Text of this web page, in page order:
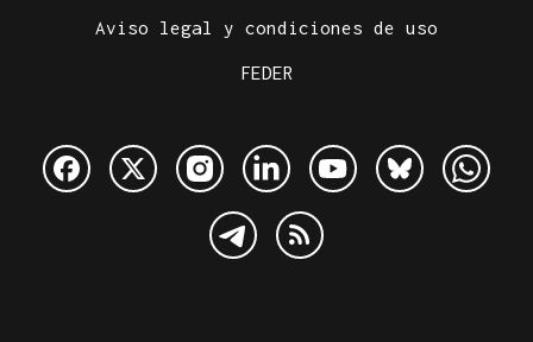
Aviso legal y condiciones de uso
FEDER